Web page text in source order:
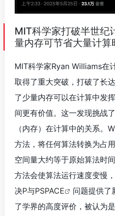
MIT科学家打破半世纪
量内存可节省大量计算
MIT科学家Ryan Williams在
取得了重大突破，打破了长
了少量内存可以在计算中发
间更有价值。这一发现挑战
（内存）在计算中的关系。
方法，将任何算法转换为占
空间量大约等于原始算法时
方法会使算法运行速度变慢
决P与PSPACE
问题提供了
了学界的高度评价，被认为